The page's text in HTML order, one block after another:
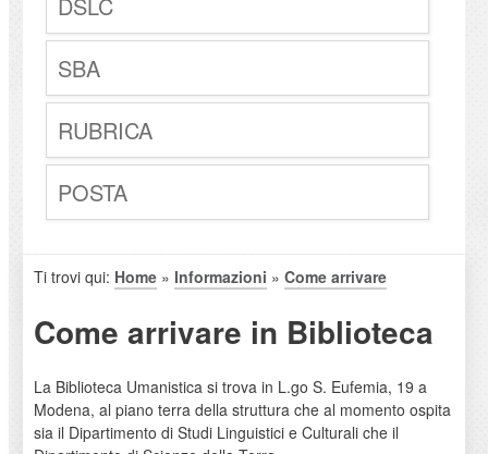
DSLC
SBA
RUBRICA
POSTA
Ti trovi qui: Home» Informazioni » Come arrivare
Come arrivare in Biblioteca
La Biblioteca Umanistica si trova in L.go S. Eufemia, 19 a
Modena, al piano terra della struttura che al momento ospita
sia il Dipartimento di Studi Linguistici e Culturali che il